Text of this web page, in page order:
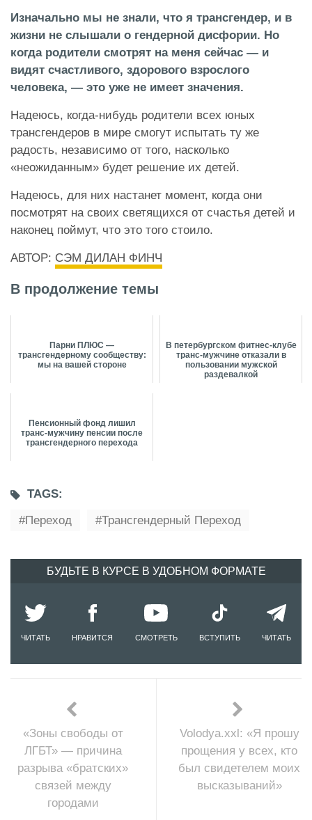
Изначально мы не знали, что я трансгендер, и в
жизни не слышали о гендерной дисфории. Но
когда родители смотрят на меня сейчас — и
видят счастливого, здорового взрослого
человека, — это уже не имеет значения.
Надеюсь, когда-нибудь родители всех юных
трансгендеров в мире смогут испытать ту же
радость, независимо от того, насколько
«неожиданным» будет решение их детей.
Надеюсь, для них настанет момент, когда они
посмотрят на своих светящихся от счастья детей и
наконец поймут, что это того стоило.
АВТОР: СЭМ ДИЛАН ФИНЧ
В продолжение темы
Парни ПЛЮС —
трансгендерному сообществу:
мы на вашей стороне
В петербургском фитнес-клубе
транс-мужчине отказали в
пользовании мужской
раздевалкой
Пенсионный фонд лишил
транс-мужчину пенсии после
трансгендерного перехода
TAGS:
Переход
Трансгендерный Переход
БУДЬТЕ В КУРСЕ В УДОБНОМ ФОРМАТЕ
ЧИТАТЬ НРАВИТСЯ СМОТРЕТЬ ВСТУПИТЬ ЧИТАТЬ
«Зоны свободы от
ЛГБТ» — причина
разрыва «братских»
связей между
городами
Volodya.xxl: «Я прошу
прощения у всех, кто
был свидетелем моих
высказываний»